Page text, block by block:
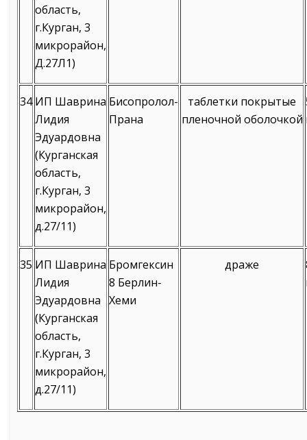
область,
г.Курган, 3
микрорайон,
Д.27Л1)
34 ИП Шаврина
Лидия
Эдуардовна
(Курганская
область,
г.Курган, 3
микрорайон,
д.27/11)
Бисопролол-
Прана
таблетки покрытые
пленочной оболочкой
35 ИП Шаврина
Лидия
Эдуардовна
(Курганская
область,
г.Курган, 3
микрорайон,
д.27/11)
Бромгексин
8 Берлин-
Хеми
драже